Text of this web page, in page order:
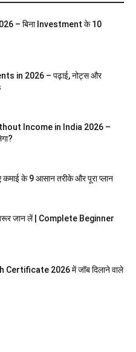
– बिना Investment के 10
in 2026 – पढ़ाई, नोट्स और
Income in India 2026 –
के 9 आसान तरीके और पूरा प्लान
जान लें | Complete Beginner
2026 में जॉब दिलाने वाले